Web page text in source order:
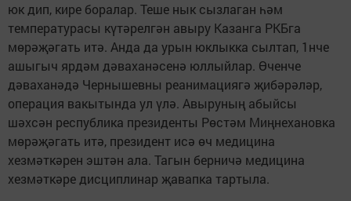
юк дип, кире боралар. Теше нык сызлаган һәм
температурасы күтәрелгән авыру Казанга РКБга
мөрәҗәгать итә. Анда да урын юклыкка сылтап, 1нче
ашыгыч ярдәм дәваханәсенә юллыйлар. Өченче
дәваханәдә Чернышевны реанимациягә җибәрәләр,
операция вакытында ул үлә. Авыруның абыйсы
шәхсән республика президенты Рөстәм Миңнехановка
мөрәҗәгать итә, президент исә өч медицина
хезмәткәрен эштән ала. Тагын берничә медицина
хезмәткәре дисциплинар җавапка тартыла.